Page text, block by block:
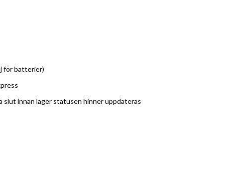
för batterier)
slut innan lager statusen hinner uppdateras